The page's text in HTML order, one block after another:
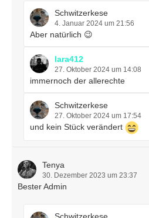
Schwitzerkese
4. Januar 2024 um 21:56
Aber natürlich 😉
lara412
27. Oktober 2024 um 14:08
immernoch der allerechte
Schwitzerkese
27. Oktober 2024 um 17:54
und kein Stück verändert
Tenya
30. Dezember 2023 um 23:37
Bester Admin
Schwitzerkese